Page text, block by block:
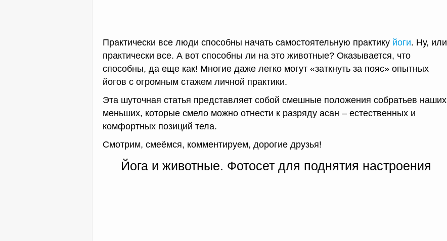
Практически все люди способны начать самостоятельную практику йоги. Ну, или
практически все. А вот способны ли на это животные? Оказывается, что
способны, да еще как! Многие даже легко могут «заткнуть за пояс» опытных
йогов с огромным стажем личной практики.
Эта шуточная статья представляет собой смешные положения собратьев наших
меньших, которые смело можно отнести к разряду асан – естественных и
комфортных позиций тела.
Смотрим, смеёмся, комментируем, дорогие друзья!
Йога и животные. Фотосет для поднятия настроения